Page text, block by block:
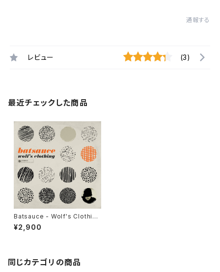
通報する
レビュー (3)
最近チェックした商品
Batsauce - Wolf's Clothing
"LP"
¥2,900
同じカテゴリの商品